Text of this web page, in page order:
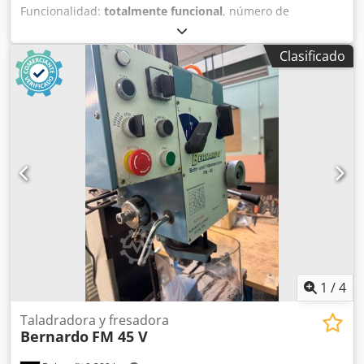
machines, nous vous invitons à visiter notre site web.
Funcionalidad: totalmente funcional, número de
, Taladradora de columna Knuth
SSB 50nSuper MK 4 Cjdjzqt U Hjpfx Alyorf ÁREA DE
TRABAJO Capacidad de perforación: 50 mm Capacidad de
taladrado de roscas, acero: M 30 Superficie de sujeción de
la mesa: 580 mm x 460 mm Recorrido del husillo: 200 mm
Recorrido de la mesa, manual: 515 mm Recorrido de la
mesa, motorizado: 405 mm Ángulo de inclinación de la
mesa (máx.): ± 50° Diámetro de la columna: 180 mm
Distancia entre el extremo del husillo y la superficie de la
mesa: 575 mm Distancia entre el extremo del husillo y la
base: 1165 mm Voladizo: 360 mm HUSILLO PRINCIPAL
Rango de velocidades: 50 rpm - 2000 rpm Cono del husillo:
4 MK AVANCE Avances del husillo: 0,08; 0,12; 0,17; 0,24;
0,35; 0,50 mm/rev.
Clasificado
1 /4
Taladradora y fresadora
Bernardo FM 45 V